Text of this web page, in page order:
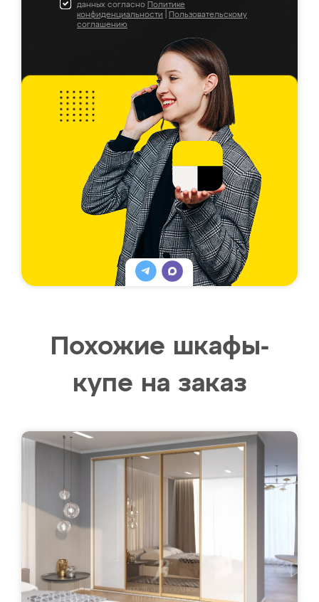
данных согласно Политике
конфиденциальности
Пользовательскому
соглашению
Похожие шкафы-
купе на заказ